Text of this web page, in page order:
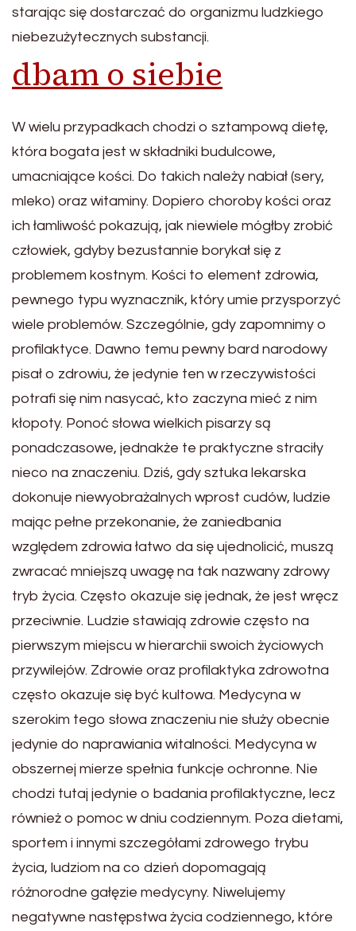
starając się dostarczać do organizmu ludzkiego
niebezużytecznych substancji.
dbam o siebie
W wielu przypadkach chodzi o sztampową dietę,
która bogata jest w składniki budulcowe,
umacniające kości. Do takich należy nabiał (sery,
mleko) oraz witaminy. Dopiero choroby kości oraz
ich łamliwość pokazują, jak niewiele mógłby zrobić
człowiek, gdyby bezustannie borykał się z
problemem kostnym. Kości to element zdrowia,
pewnego typu wyznacznik, który umie przysporzyć
wiele problemów. Szczególnie, gdy zapomnimy o
profilaktyce. Dawno temu pewny bard narodowy
pisał o zdrowiu, że jedynie ten w rzeczywistości
potrafi się nim nasycać, kto zaczyna mieć z nim
kłopoty. Ponoć słowa wielkich pisarzy są
ponadczasowe, jednakże te praktyczne straciły
nieco na znaczeniu. Dziś, gdy sztuka lekarska
dokonuje niewyobrażalnych wprost cudów, ludzie
mając pełne przekonanie, że zaniedbania
względem zdrowia łatwo da się ujednolicić, muszą
zwracać mniejszą uwagę na tak nazwany zdrowy
tryb życia. Często okazuje się jednak, że jest wręcz
przeciwnie. Ludzie stawiają zdrowie często na
pierwszym miejscu w hierarchii swoich życiowych
przywilejów. Zdrowie oraz profilaktyka zdrowotna
często okazuje się być kultowa. Medycyna w
szerokim tego słowa znaczeniu nie służy obecnie
jedynie do naprawiania witalności. Medycyna w
obszernej mierze spełnia funkcje ochronne. Nie
chodzi tutaj jedynie o badania profilaktyczne, lecz
również o pomoc w dniu codziennym. Poza dietami,
sportem i innymi szczegółami zdrowego trybu
życia, ludziom na co dzień dopomagają
różnorodne gałęzie medycyny. Niwelujemy
negatywne następstwa życia codziennego, które